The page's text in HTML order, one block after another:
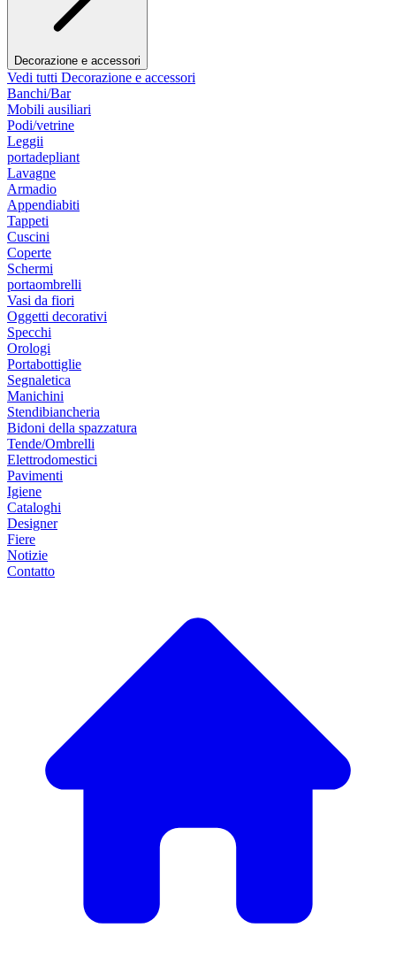
Decorazione e accessori
Vedi tutti Decorazione e accessori
Banchi/Bar
Mobili ausiliari
Podi/vetrine
Leggii
portadepliant
Lavagne
Armadio
Appendiabiti
Tappeti
Cuscini
Coperte
Schermi
portaombrelli
Vasi da fiori
Oggetti decorativi
Specchi
Orologi
Portabottiglie
Segnaletica
Manichini
Stendibiancheria
Bidoni della spazzatura
Tende/Ombrelli
Elettrodomestici
Pavimenti
Igiene
Cataloghi
Designer
Fiere
Notizie
Contatto